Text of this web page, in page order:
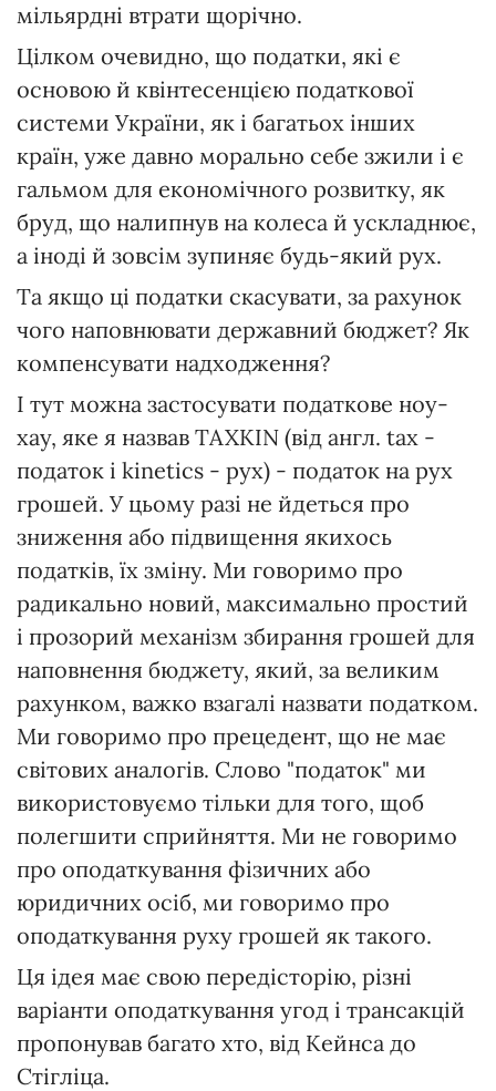
мільярдні втрати щорічно.
Цілком очевидно, що податки, які є
основою й квінтесенцією податкової
системи України, як і багатьох інших
країн, уже давно морально себе зжили і є
гальмом для економічного розвитку, як
бруд, що налипнув на колеса й ускладнює,
а іноді й зовсім зупиняє будь-який рух.
Та якщо ці податки скасувати, за рахунок
чого наповнювати державний бюджет? Як
компенсувати надходження?
І тут можна застосувати податкове ноу-
хау, яке я назвав TAXKIN (від англ. tax -
податок і kinetics - рух) - податок на рух
грошей. У цьому разі не йдеться про
зниження або підвищення якихось
податків, їх зміну. Ми говоримо про
радикально новий, максимально простий
і прозорий механізм збирання грошей для
наповнення бюджету, який, за великим
рахунком, важко взагалі назвати податком.
Ми говоримо про прецедент, що не має
світових аналогів. Слово "податок" ми
використовуємо тільки для того, щоб
полегшити сприйняття. Ми не говоримо
про оподаткування фізичних або
юридичних осіб, ми говоримо про
оподаткування руху грошей як такого.
Ця ідея має свою передісторію, різні
варіанти оподаткування угод і трансакцій
пропонував багато хто, від Кейнса до
Стігліца.